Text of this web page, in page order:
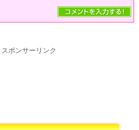
スポンサーリンク